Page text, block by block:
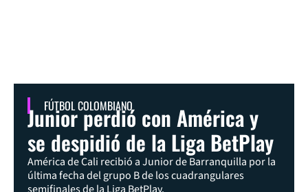
FÚTBOL COLOMBIANO
Junior perdió con América y
se despidió de la Liga BetPlay
América de Cali recibió a Junior de Barranquilla por la
última fecha del grupo B de los cuadrangulares